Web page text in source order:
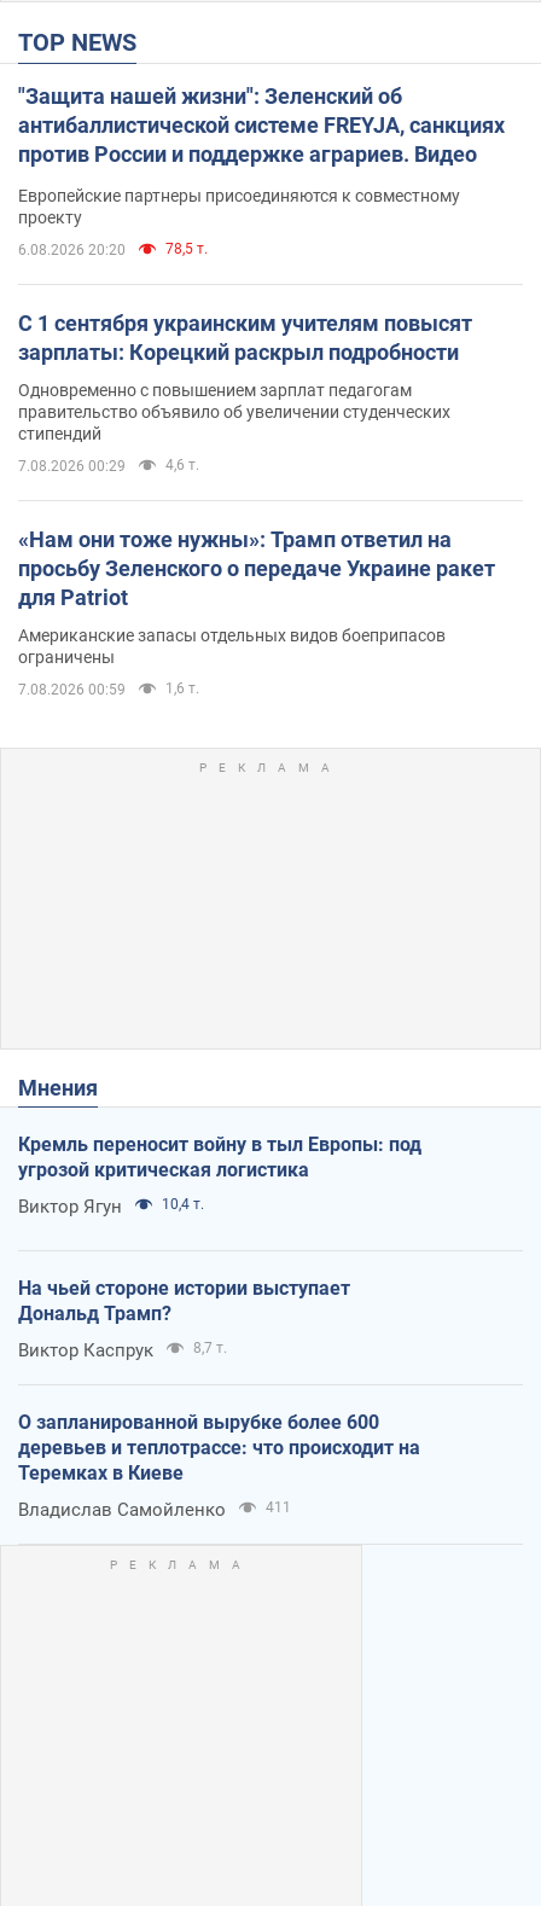
TOP NEWS
"Защита нашей жизни": Зеленский об
антибаллистической системе FREYJA, санкциях
против России и поддержке аграриев. Видео
Европейские партнеры присоединяются к совместному
проекту
6.08.2026 20:20 78,5 т.
С 1 сентября украинским учителям повысят
зарплаты: Корецкий раскрыл подробности
Одновременно с повышением зарплат педагогам
правительство объявило об увеличении студенческих
стипендий
7.08.2026 00:29 4,6 т.
«Нам они тоже нужны»: Трамп ответил на
просьбу Зеленского о передаче Украине ракет
для Patriot
Американские запасы отдельных видов боеприпасов
ограничены
7.08.2026 00:59 1,6 т.
Мнения
Кремль переносит войну в тыл Европы: под
угрозой критическая логистика
Виктор Ягун 10,4 т.
На чьей стороне истории выступает
Дональд Трамп?
Виктор Каспрук 8,7 т.
О запланированной вырубке более 600
деревьев и теплотрассе: что происходит на
Теремках в Киеве
Владислав Самойленко 411